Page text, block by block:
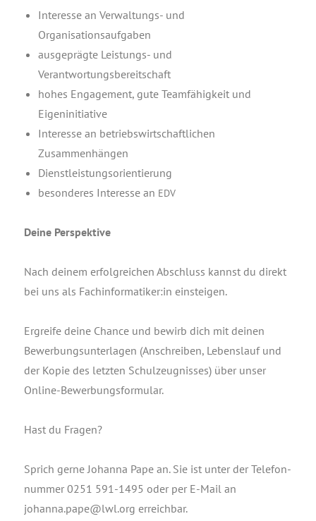
Inter­es­se an Ver­wal­tungs- und
Organisationsaufgaben
aus­ge­präg­te Leis­tungs- und
Verantwortungsbereitschaft
hohes Enga­ge­ment, gute Team­fä­hig­keit und
Eigeninitiative
Inter­es­se an betriebs­wirt­schaft­li­chen
Zusammenhängen
Dienst­leis­tungs­ori­en­tie­rung
beson­de­res Inter­es­se an EDV
Dei­ne Perspektive
Nach dei­nem erfolg­rei­chen Abschluss kannst du direkt
bei uns als Fachinformatiker:in einsteigen.
Ergrei­fe dei­ne Chan­ce und bewirb dich mit dei­nen
Bewer­bungs­un­ter­la­gen (Anschrei­ben, Lebens­lauf und
der Kopie des letz­ten Schul­zeug­nis­ses) über unser
Online-Bewerbungsformular.
Hast du Fragen?
Sprich ger­ne Johan­na Pape an. Sie ist unter der Tele­fon­
num­mer 0251 591‑1495 oder per E‑Mail an
johanna.pape@lwl.org erreichbar.